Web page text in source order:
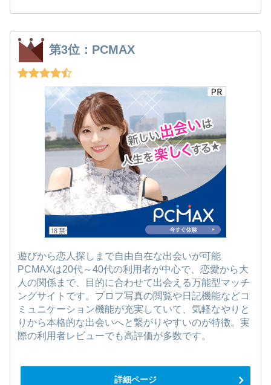
第3位：PCMAX
遊びから恋人探しまで自由自在な出会いが可能
PCMAXは20代～40代の利用者が中心で、恋愛から大
人の関係まで、目的に合わせて出会える万能型マッチ
ングサイトです。プロフ写真の閲覧や日記機能などコ
ミュニケーション機能が充実していて、気軽なやりと
りから本格的な出会いへと繋がりやすいのが特徴。実
際の利用者レビューでも高評価が多数です。
詳細ページ